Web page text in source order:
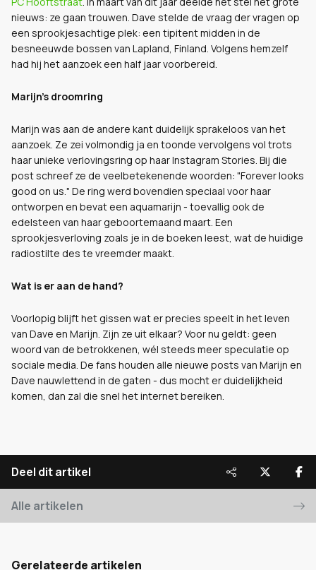
nieuws: ze gaan trouwen. Dave stelde de vraag der vragen op
een sprookjesachtige plek: een tipitent midden in de
besneeuwde bossen van Lapland, Finland. Volgens hemzelf
had hij het aanzoek een half jaar voorbereid.
Marijn's droomring
Marijn was aan de andere kant duidelijk sprakeloos van het
aanzoek. Ze zei volmondig ja en toonde vervolgens vol trots
haar unieke verlovingsring op haar Instagram Stories. Bij die
post schreef ze de veelbetekenende woorden: "Forever looks
good on us." De ring werd bovendien speciaal voor haar
ontworpen en bevat een aquamarijn - toevallig ook de
edelsteen van haar geboortemaand maart. Een
sprookjesverloving zoals je in de boeken leest, wat de huidige
radiostilte des te vreemder maakt.
Wat is er aan de hand?
Voorlopig blijft het gissen wat er precies speelt in het leven
van Dave en Marijn. Zijn ze uit elkaar? Voor nu geldt: geen
woord van de betrokkenen, wél steeds meer speculatie op
sociale media. De fans houden alle nieuwe posts van Marijn en
Dave nauwlettend in de gaten - dus mocht er duidelijkheid
komen, dan zal die snel het internet bereiken.
Deel dit artikel
Alle artikelen
Gerelateerde artikelen